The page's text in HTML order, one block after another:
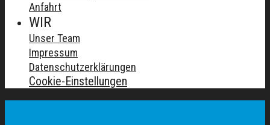
Anfahrt
WIR
Unser Team
Impressum
Datenschutzerklärungen
Cookie-Einstellungen